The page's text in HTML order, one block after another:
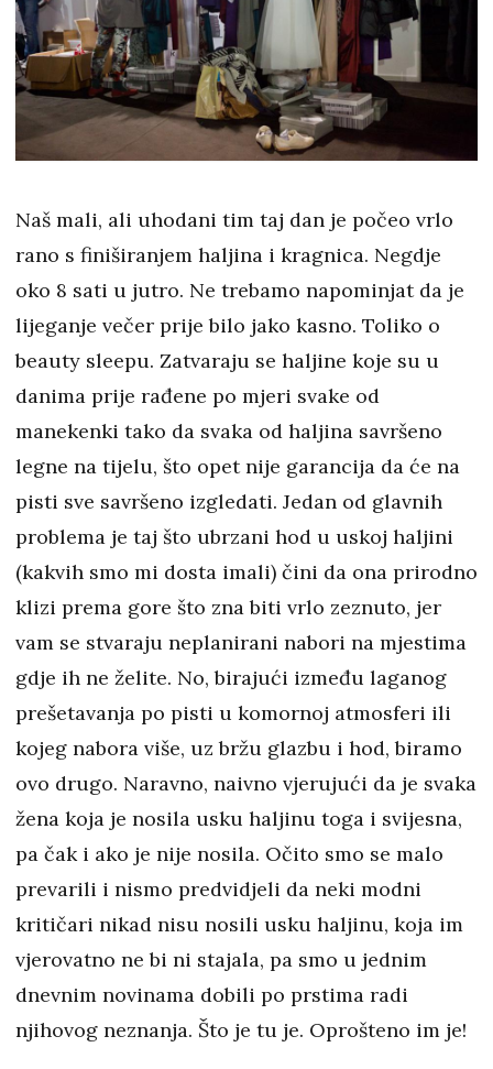
Naš mali, ali uhodani tim taj dan je počeo vrlo
rano s finiširanjem haljina i kragnica. Negdje
oko 8 sati u jutro. Ne trebamo napominjat da je
lijeganje večer prije bilo jako kasno. Toliko o
beauty sleepu. Zatvaraju se haljine koje su u
danima prije rađene po mjeri svake od
manekenki tako da svaka od haljina savršeno
legne na tijelu, što opet nije garancija da će na
pisti sve savršeno izgledati. Jedan od glavnih
problema je taj što ubrzani hod u uskoj haljini
(kakvih smo mi dosta imali) čini da ona prirodno
klizi prema gore što zna biti vrlo zeznuto, jer
vam se stvaraju neplanirani nabori na mjestima
gdje ih ne želite. No, birajući između laganog
prešetavanja po pisti u komornoj atmosferi ili
kojeg nabora više, uz bržu glazbu i hod, biramo
ovo drugo. Naravno, naivno vjerujući da je svaka
žena koja je nosila usku haljinu toga i svijesna,
pa čak i ako je nije nosila. Očito smo se malo
prevarili i nismo predvidjeli da neki modni
kritičari nikad nisu nosili usku haljinu, koja im
vjerovatno ne bi ni stajala, pa smo u jednim
dnevnim novinama dobili po prstima radi
njihovog neznanja. Što je tu je. Oprošteno im je!